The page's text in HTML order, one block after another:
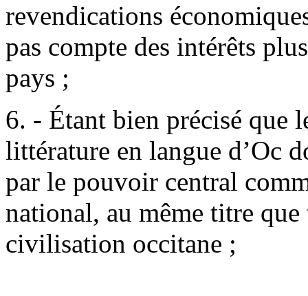
revendications
pas compte des intérêts
pays ;
6. - Étant bien précisé que
littérature en langue d’Oc
par le pouvoir central
national, au même titre
civilisation occitane ;